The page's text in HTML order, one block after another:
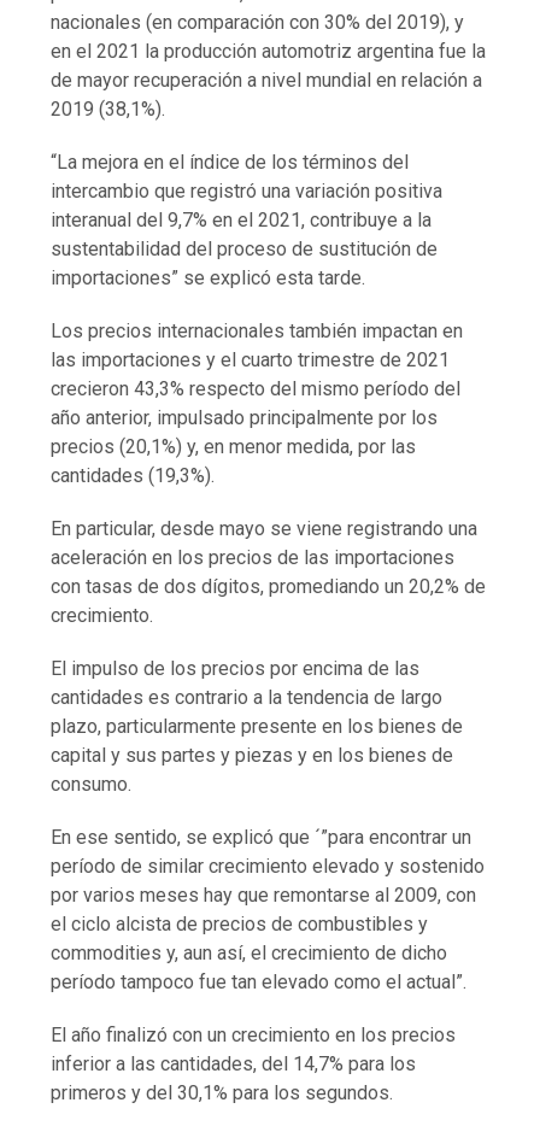
nacionales (en comparación con 30% del 2019), y
en el 2021 la producción automotriz argentina fue la
de mayor recuperación a nivel mundial en relación a
2019 (38,1%).
“La mejora en el índice de los términos del
intercambio que registró una variación positiva
interanual del 9,7% en el 2021, contribuye a la
sustentabilidad del proceso de sustitución de
importaciones” se explicó esta tarde.
Los precios internacionales también impactan en
las importaciones y el cuarto trimestre de 2021
crecieron 43,3% respecto del mismo período del
año anterior, impulsado principalmente por los
precios (20,1%) y, en menor medida, por las
cantidades (19,3%).
En particular, desde mayo se viene registrando una
aceleración en los precios de las importaciones
con tasas de dos dígitos, promediando un 20,2% de
crecimiento.
El impulso de los precios por encima de las
cantidades es contrario a la tendencia de largo
plazo, particularmente presente en los bienes de
capital y sus partes y piezas y en los bienes de
consumo.
En ese sentido, se explicó que ´”para encontrar un
período de similar crecimiento elevado y sostenido
por varios meses hay que remontarse al 2009, con
el ciclo alcista de precios de combustibles y
commodities y, aun así, el crecimiento de dicho
período tampoco fue tan elevado como el actual”.
El año finalizó con un crecimiento en los precios
inferior a las cantidades, del 14,7% para los
primeros y del 30,1% para los segundos.